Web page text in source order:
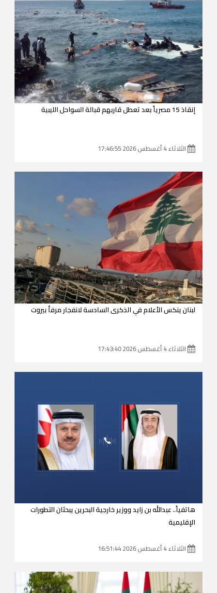
إنقاذ 15 مصرياً بعد تعطل قاربهم قبالة السواحل الليبية
الثلاثاء 4 أغسطس 2026 17:46:55
لبنان ينكس الأعلام في الذكرى السادسة لانفجار مرفأ بيروت
الثلاثاء 4 أغسطس 2026 17:43:40
هاتفياً.. عبدالله بن زايد ووزير خارجية البحرين يبحثان التطورات
الإقليمية
الثلاثاء 4 أغسطس 2026 16:51:44